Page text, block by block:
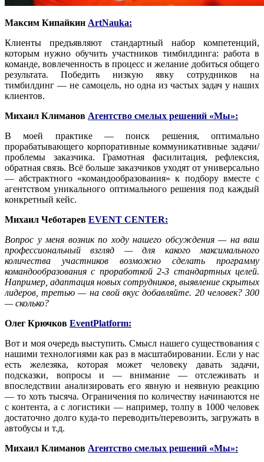
Максим Кипайкин ArtNauka:
Клиенты предъявляют стандартный набор компетенций,
которым нужно обучить участников тимбилдинга: работа в
команде, вовлеченность в процесс и желание добиться общего
результата. Победить низкую явку сотрудников на
тимбилдинг — не самоцель, но одна из частых задач у наших
клиентов.
Михаил Климанов Агентство смелых решений «Мы»:
В моей практике — поиск решения, оптимально
прорабатывающего корпоративные коммуникативные задачи/
проблемы заказчика. Грамотная фасилитация, рефлексия,
обратная связь. Всё больше заказчиков уходят от универсально
— абстрактного «командообразования» к подбору вместе с
агентством уникального оптимального решения под каждый
конкретный кейс.
Михаил Чеботарев EVENT CENTER:
Вопрос у меня возник по ходу нашего обсуждения — на ваш
профессиональный взгляд — для какого максимального
количества участников возможно сделать программу
командообразования с проработкой 2-3 стандартных целей.
Например, адаптация новых сотрудников, выявление скрытых
лидеров, третью — на свой вкус добавляйте. 20 человек? 300
— сколько?
Олег Крючков EventPlatform:
Вот и моя очередь выступить. Смысл нашего существования с
нашими технологиями как раз в масштабировании. Если у нас
есть железяка, которая может человеку давать задачи,
подсказки, вопросы и — внимание — отслеживать и
впоследствии анализировать его явную и неявную реакцию
— то хоть тысяча. Ограничения по количеству начинаются не
с контента, а с логистики — например, толпу в 1000 человек
достаточно долго куда-то переводить/перевозить, загружать в
автобусы и т.д.
Михаил Климанов Агентство смелых решений «Мы»: